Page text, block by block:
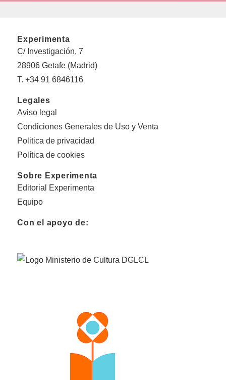
Experimenta
C/ Investigación, 7
28906 Getafe (Madrid)
T. +34 91 6846116
Legales
Aviso legal
Condiciones Generales de Uso y Venta
Politica de privacidad
Política de cookies
Sobre Experimenta
Editorial Experimenta
Equipo
Con el apoyo de: